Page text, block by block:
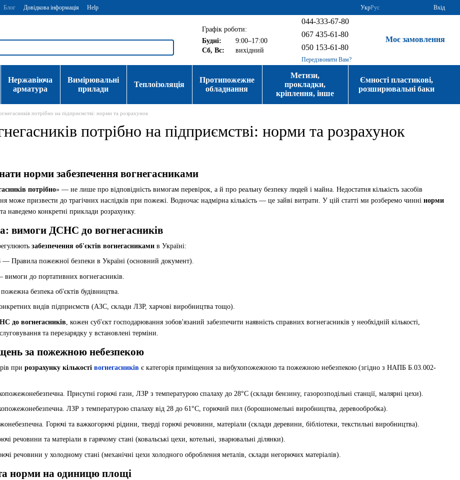
Блог Довідкова інформація Help УкрРус Вхід
Графік роботи:
Будні:
9:00–17:00
Сб, Вс:
вихідний
044-333-67-80
067 435-61-80
050 153-61-80
Передзвонити Вам?
Моє замовлення
Нержавіюча
арматура
Вимірювальні
прилади
Теплоізоляція
Протипожежне
обладнання
Метизи,
прокладки,
кріплення, інше
Ємності пластикові,
розширювальні баки
потрібно на підприємстві: норми та розрахунок
потрібно на підприємстві: норми та розрахунок
норми забезпечення вогнегасниками
потрібно» — не лише про відповідність вимогам перевірок, а й про реальну безпеку людей і майна. Недостатня кількість засобів
може призвести до трагічних наслідків при пожежі. Водночас надмірна кількість — це зайві витрати. У цій статті ми розберемо чинні норми
наведемо конкретні приклади розрахунку.
вимоги ДСНС до вогнегасників
забезпечення об'єктів вогнегасниками в Україні:
— Правила пожежної безпеки в Україні (основний документ).
вимоги до портативних вогнегасників.
безпека об'єктів будівництва.
видів підприємств (АЗС, склади ЛЗР, харчові виробництва тощо).
до вогнегасників , кожен суб'єкт господарювання зобов'язаний забезпечити наявність справних вогнегасників у необхідній кількості,
та перезарядку у встановлені терміни.
за пожежною небезпекою
при розрахунку кількості вогнегасників є категорія приміщення за вибухопожежною та пожежною небезпекою (згідно з НАПБ Б.03.002-
Присутні горючі гази, ЛЗР з температурою спалаху до 28°C (склади бензину, газорозподільні станції, малярні цехи).
ЛЗР з температурою спалаху від 28 до 61°C, горючий пил (борошномельні виробництва, деревообробка).
Горючі та важкогорючі рідини, тверді горючі речовини, матеріали (склади деревини, бібліотеки, текстильні виробництва).
речовини та матеріали в гарячому стані (ковальські цехи, котельні, зварювальні ділянки).
речовини у холодному стані (механічні цехи холодного оброблення металів, склади негорючих матеріалів).
норми на одиницю площі